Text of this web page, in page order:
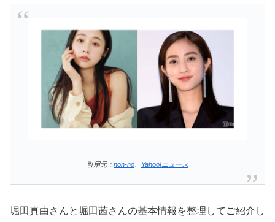
引用元： non-no Yahoo!ニュース
堀田真由さんと堀田茜さんの基本情報を整理してご紹介し